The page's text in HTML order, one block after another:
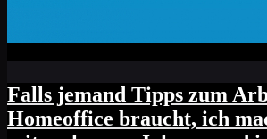
Falls jemand Tipps zum
Homeoffice braucht, ich